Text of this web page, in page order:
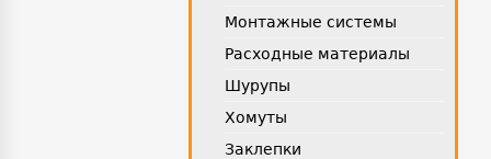
Монтажные системы
Расходные материалы
Шурупы
Хомуты
Заклепки